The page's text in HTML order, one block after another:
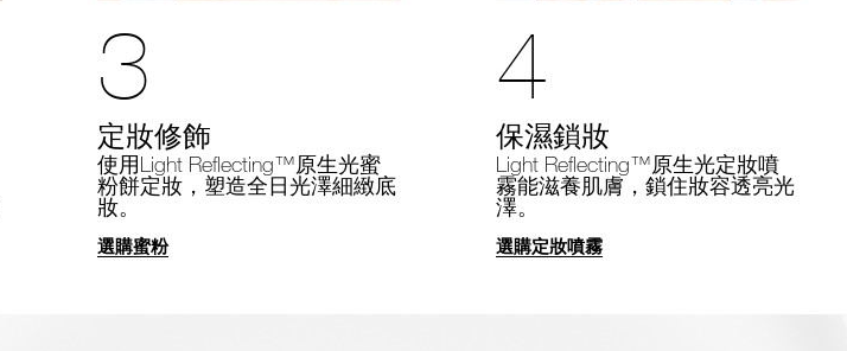
3
定妝修飾
使用Light Reflecting™原生光蜜
粉餅定妝，塑造全日光澤細緻底
妝。
選購蜜粉
4
保濕鎖妝
Light Reflecting™原生光定妝噴
霧能滋養肌膚，鎖住妝容透亮光
澤。
選購定妝噴霧